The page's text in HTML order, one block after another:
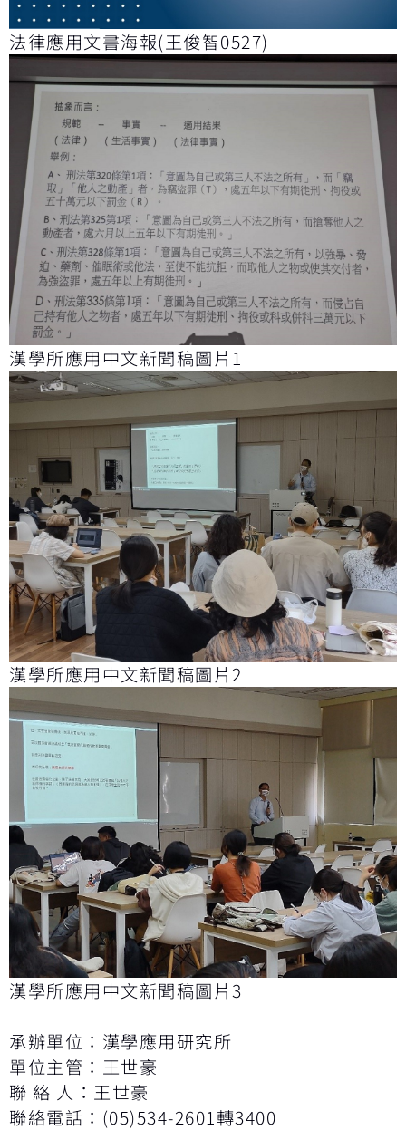
法律應用文書海報(王俊智0527)
漢學所應用中文新聞稿圖片1
漢學所應用中文新聞稿圖片2
漢學所應用中文新聞稿圖片3
承辦單位：漢學應用研究所
單位主管：王世豪
聯 絡 人：王世豪
聯絡電話：(05)534-2601轉3400